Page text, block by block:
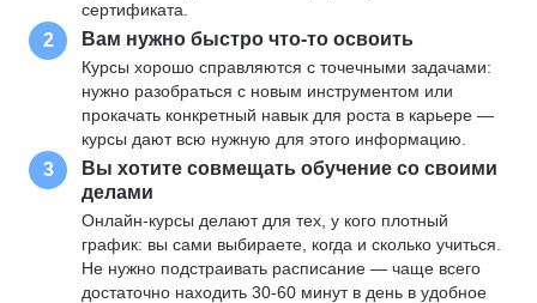
сертификата.
2 Вам нужно быстро что-то освоить
Курсы хорошо справляются с точечными задачами:
нужно разобраться с новым инструментом или
прокачать конкретный навык для роста в карьере —
курсы дают всю нужную для этого информацию.
3
Вы хотите совмещать обучение со своими
делами
Онлайн-курсы делают для тех, у кого плотный
график: вы сами выбираете, когда и сколько учиться.
Не нужно подстраивать расписание — чаще всего
достаточно находить 30-60 минут в день в удобное